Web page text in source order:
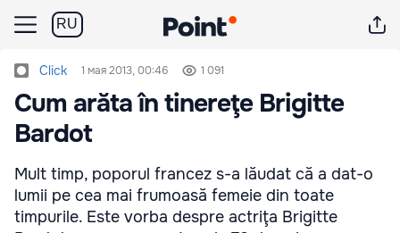
RU
Click 1 мая 2013, 00:46 1 091
Cum arăta în tinereţe Brigitte
Bardot
Mult timp, poporul francez s-a lăudat că a dat-o
lumii pe cea mai frumoasă femeie din toate
timpurile. Este vorba despre actriţa Brigitte